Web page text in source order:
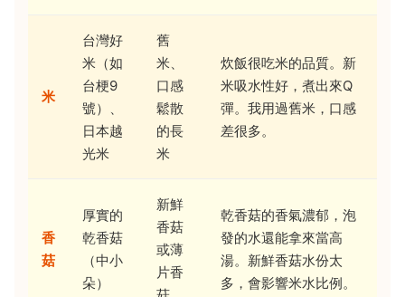
米
台灣好
米（如
台梗9
號）、
日本越
光米
舊
米、
口感
鬆散
的長
米
炊飯很吃米的品質。新
米吸水性好，煮出來Q
彈。我用過舊米，口感
差很多。
香
菇
厚實的
乾香菇
（中小
朵）
新鮮
香菇
或薄
片香
乾香菇的香氣濃郁，泡
發的水還能拿來當高
湯。新鮮香菇水份太
多，會影響米水比例。